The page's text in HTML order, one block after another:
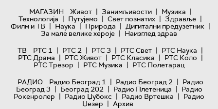
МАГАЗИН
Живот | Занимљивости | Музика |
Технологијa | Путујемо | Свет познатих | Здравље |
Филм и ТВ | Наука | Природа | Дигитални предузетник |
За мале велике хероје | Наизглед здрав
ТВ
РТС 1 | РТС 2 | РТС 3 | РТС Свет | РТС Наука |
РТС Драма | РТС Живот | РТС Класика | РТС Коло |
РТС Трезор | РТС Музика | РТС Полетарац
РАДИО
Радио Београд 1 | Радио Београд 2 | Радио
Београд 3 | Београд 202 | Радио Плетеница | Радио
Рокенролер | Радио Џубокс | Радио Вртешка | Радио
Џезер | Архив